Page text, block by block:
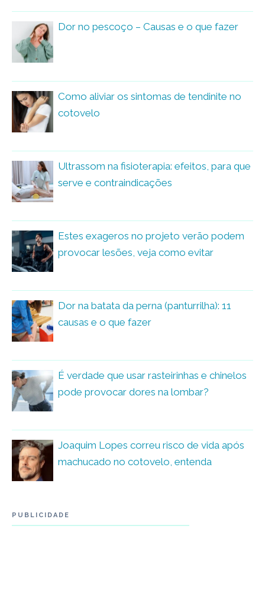
Dor no pescoço – Causas e o que fazer
Como aliviar os sintomas de tendinite no
cotovelo
Ultrassom na fisioterapia: efeitos, para que
serve e contraindicações
Estes exageros no projeto verão podem
provocar lesões, veja como evitar
Dor na batata da perna (panturrilha): 11
causas e o que fazer
É verdade que usar rasteirinhas e chinelos
pode provocar dores na lombar?
Joaquim Lopes correu risco de vida após
machucado no cotovelo, entenda
PUBLICIDADE